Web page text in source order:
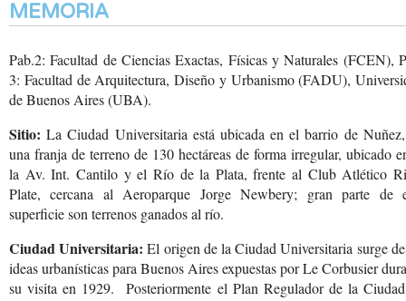
MEMORIA
Pab.2: Facultad de Ciencias Exactas, Físicas y Naturales (FCEN),
3: Facultad de Arquitectura, Diseño y Urbanismo (FADU),
de Buenos Aires (UBA).
Sitio: La Ciudad Universitaria está ubicada en el barrio de
una franja de terreno de 130 hectáreas de forma irregular, ubicado
la Av. Int. Cantilo y el Río de la Plata, frente al Club Atlético
Plate, cercana al Aeroparque Jorge Newbery; gran parte de
superficie son terrenos ganados al río.
Ciudad Universitaria: El origen de la Ciudad Universitaria surge
ideas urbanísticas para Buenos Aires expuestas por Le Corbusier
su visita en 1929. Posteriormente el Plan Regulador de la